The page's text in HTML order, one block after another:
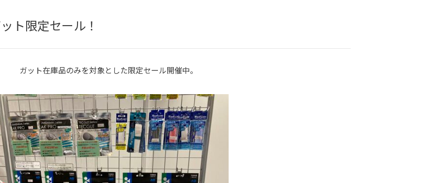
ト限定セール！
ガット在庫品のみを対象とした限定セール開催中。